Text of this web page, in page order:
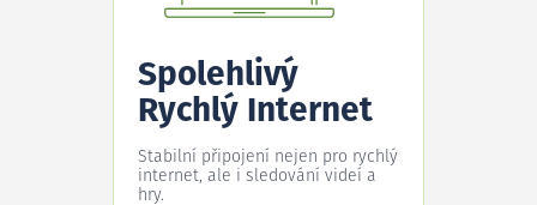
Spolehlivý
Rychlý Internet
Stabilní připojení nejen pro rychlý
internet, ale i sledování videí a
hry.